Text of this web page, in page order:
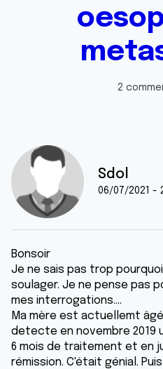
2
Sdol
06/07/2021 -
Bonsoir
Je ne sais pas trop
soulager. Je ne pense pas
mes interrogations....
Ma mère est actuellemt
detecte en novembre 2019
6 mois de traitement et en
rémission. C'était génial.